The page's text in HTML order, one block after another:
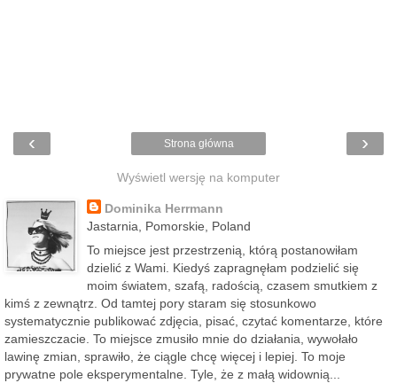
‹ ›
Strona główna
Wyświetl wersję na komputer
Dominika Herrmann
Jastarnia, Pomorskie, Poland
To miejsce jest przestrzenią, którą postanowiłam
dzielić z Wami. Kiedyś zapragnęłam podzielić się
moim światem, szafą, radością, czasem smutkiem z
kimś z zewnątrz. Od tamtej pory staram się stosunkowo
systematycznie publikować zdjęcia, pisać, czytać komentarze, które
zamieszczacie. To miejsce zmusiło mnie do działania, wywołało
lawinę zmian, sprawiło, że ciągle chcę więcej i lepiej. To moje
prywatne pole eksperymentalne. Tyle, że z małą widownią...